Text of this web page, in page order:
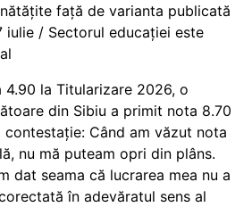
față de varianta publicată
iulie / Sectorul educației este
4.90 la Titularizare 2026, o
din Sibiu a primit nota 8.70
contestație: Când am văzut nota
nu mă puteam opri din plâns.
dat seama că lucrarea mea nu a
în adevăratul sens al